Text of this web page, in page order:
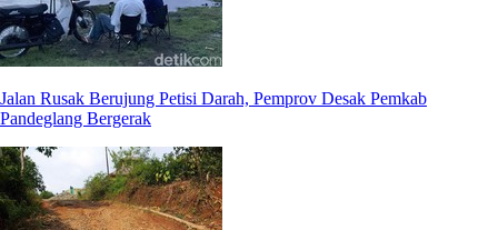
Jalan Rusak Berujung Petisi Darah, Pemprov Desak Pemkab
Pandeglang Bergerak